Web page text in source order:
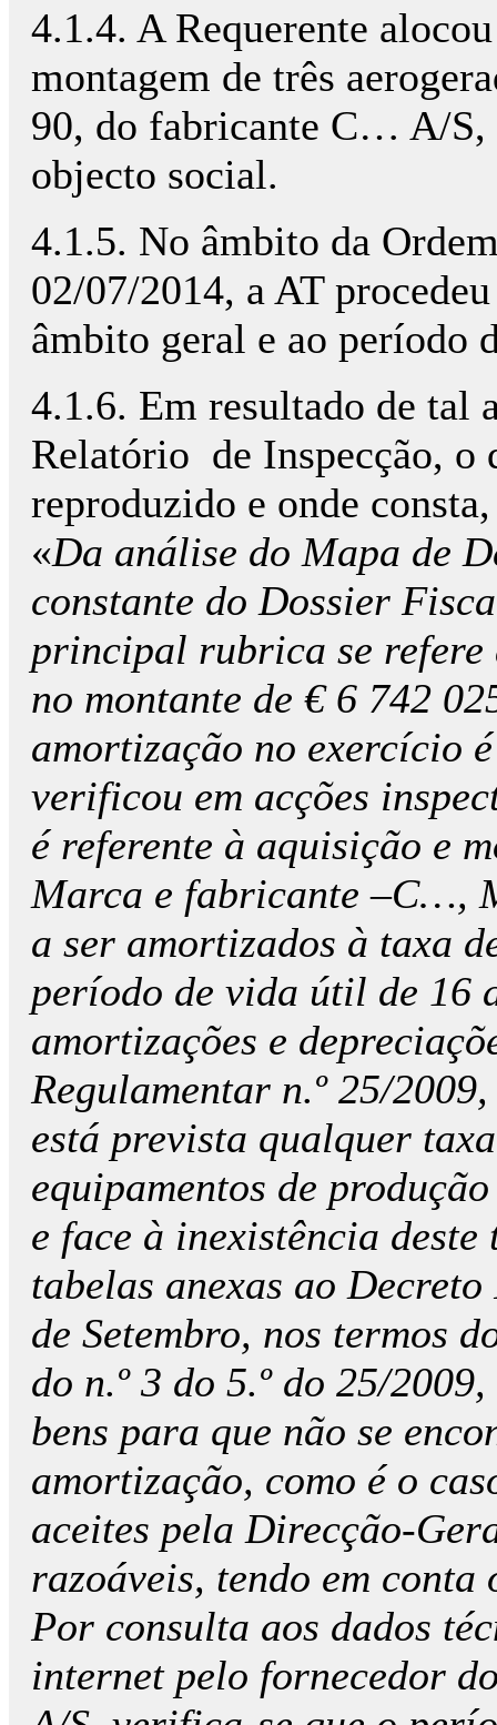
4.1.4. A Requerente
montagem de três
90, do fabricante C… A/S,
objecto social.
4.1.5. No âmbito da
02/07/2014, a AT
âmbito geral e ao período
4.1.6. Em resultado de tal
Relatório de Inspecção, o
reproduzido e onde
«Da análise do Mapa de
constante do Dossier
principal rubrica se refere
no montante de € 6 742
amortização no exercício
verificou em acções
é referente à aquisição e
Marca e fabricante –C…,
a ser amortizados à taxa
período de vida útil de 16
amortizações e
Regulamentar n.º 25/
está prevista qualquer
equipamentos de
e face à inexistência
tabelas anexas ao
de Setembro, nos termos
do n.º 3 do 5.º do 25/
bens para que não se
amortização, como é o
aceites pela Direcção-
razoáveis, tendo em
Por consulta aos dados
internet pelo fornecedor